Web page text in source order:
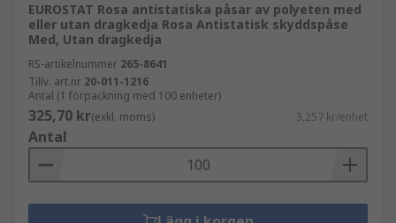
EUROSTAT Rosa antistatiska påsar av polyeten med
eller utan dragkedja Rosa Antistatisk skyddspåse
Med, Utan dragkedja
RS-artikelnummer 265-8641
Tillv. art.nr 20-011-1216
Antal (1 förpackning med 100 enheter)
325,70 kr(exkl. moms) 3,257 kr/enhet
Antal